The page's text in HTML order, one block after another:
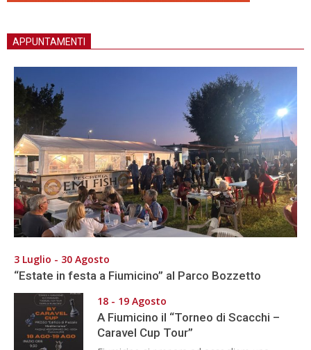
APPUNTAMENTI
3 Luglio - 30 Agosto
“Estate in festa a Fiumicino” al Parco Bozzetto
18 - 19 Agosto
A Fiumicino il “Torneo di Scacchi –
Caravel Cup Tour”